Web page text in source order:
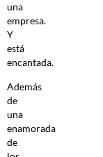
una
empresa.
Y
está
encantada.
Además
de
una
enamorada
de